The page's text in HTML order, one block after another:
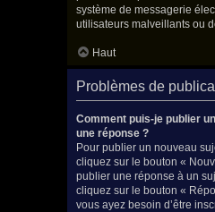
système de messagerie
utilisateurs malveillants ou
Haut
Problèmes de
Comment puis-je publier
une réponse ?
Pour publier un nouveau
cliquez sur le bouton «
publier une réponse à un
cliquez sur le bouton «
vous ayez besoin d’être